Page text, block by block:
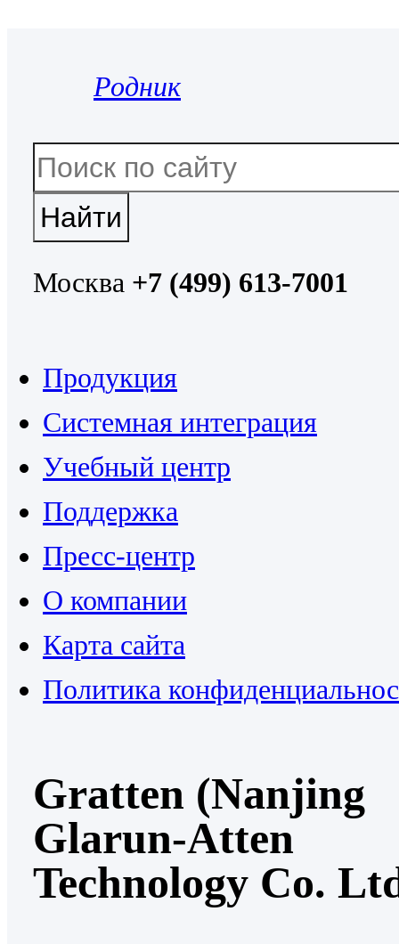
Родник
Москва +7 (499) 613-7001
Продукция
Системная интеграция
Учебный центр
Поддержка
Пресс-центр
О компании
Карта сайта
Политика
Gratten (Nanjing
Glarun-Atten
Technology Co.